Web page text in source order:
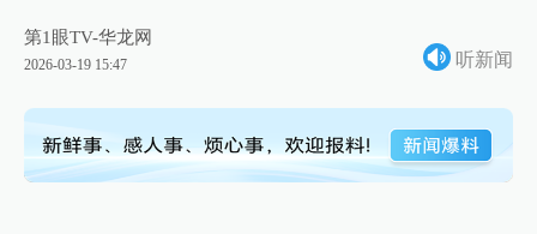
第1眼TV-华龙网
2026-03-19 15:47 听新闻